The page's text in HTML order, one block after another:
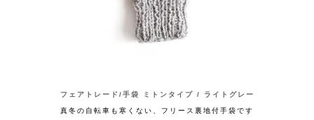
フェアトレード/手袋 ミトンタイプ / ライトグレー
真冬の自転車も寒くない、フリース裏地付手袋です